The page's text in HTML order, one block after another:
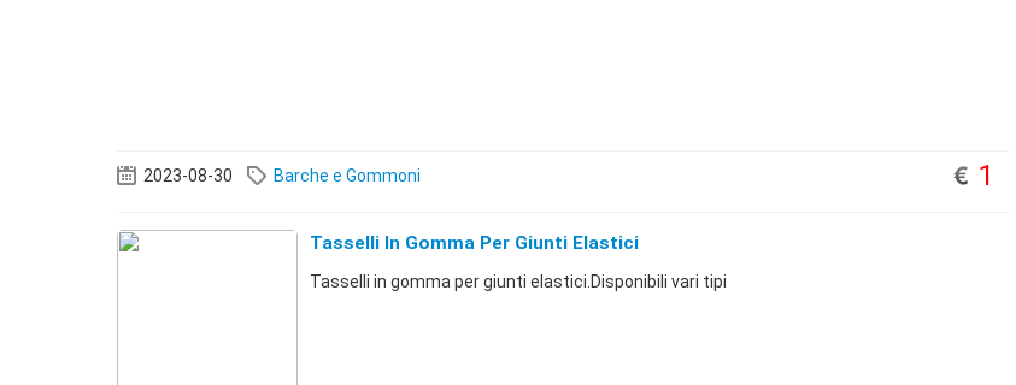
2023-08-30 Barche e Gommoni 1
Tasselli In Gomma Per Giunti Elastici
Tasselli in gomma per giunti elastici.Disponibili vari tipi